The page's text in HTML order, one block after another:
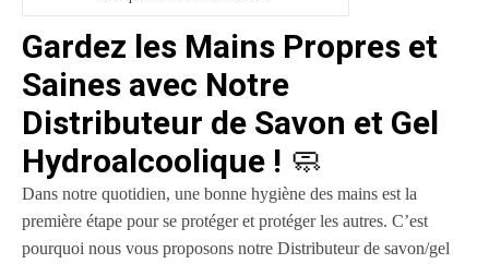
Gardez les Mains Propres et
Saines avec Notre
Distributeur de Savon et Gel
Hydroalcoolique ! 🧼
Dans notre quotidien, une bonne hygiène des mains est la
première étape pour se protéger et protéger les autres. C’est
pourquoi nous vous proposons notre Distributeur de savon/gel